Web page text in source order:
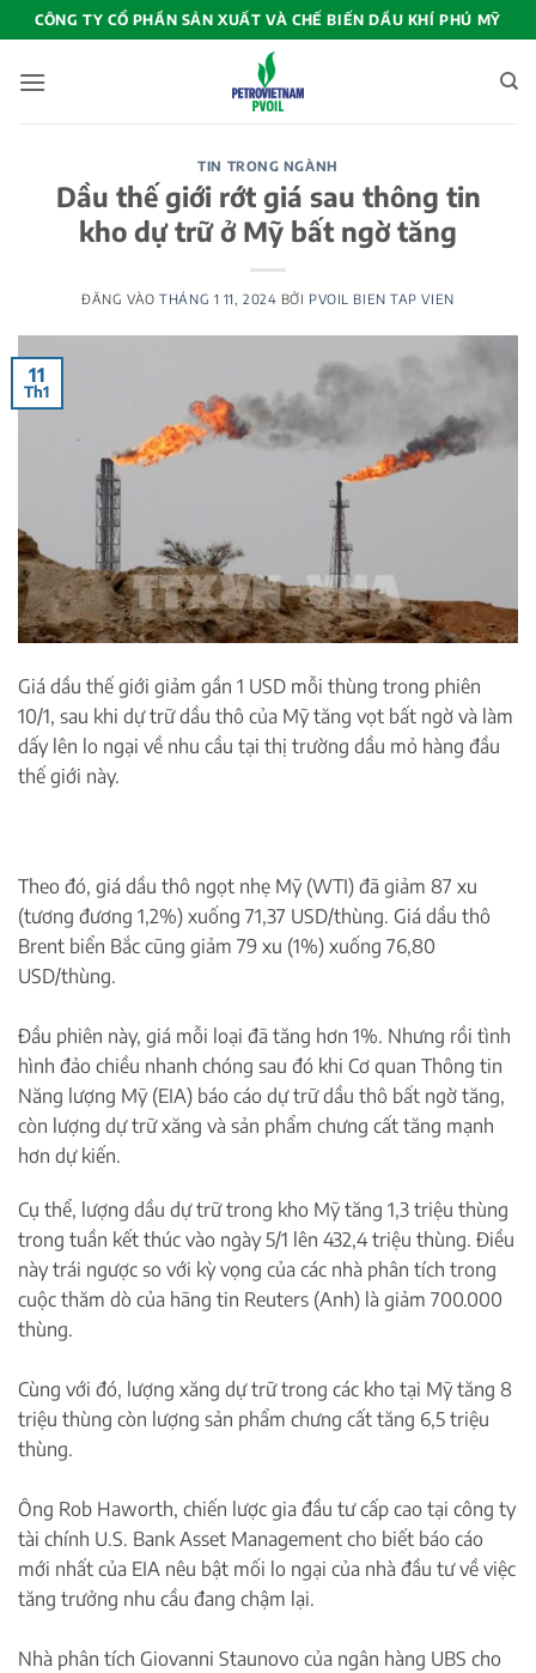
qua
nội
CÔNG TY CỔ PHẦN SẢN XUẤT VÀ CHẾ BIẾN DẦU KHÍ PHÚ MỸ
TIN TRONG NGÀNH
Dầu thế giới rớt giá sau thông tin
kho dự trữ ở Mỹ bất ngờ tăng
ĐĂNG VÀOTHÁNG 1 11, 2024 BỞI PVOIL BIEN TAP VIEN
11
Th1
Giá dầu thế giới giảm gần 1 USD mỗi thùng trong phiên
10/1, sau khi dự trữ dầu thô của Mỹ tăng vọt bất ngờ và làm
dấy lên lo ngại về nhu cầu tại thị trường dầu mỏ hàng đầu
thế giới này.
Theo đó, giá dầu thô ngọt nhẹ Mỹ (WTI) đã giảm 87 xu
(tương đương 1,2%) xuống 71,37 USD/thùng. Giá dầu thô
Brent biển Bắc cũng giảm 79 xu (1%) xuống 76,80
USD/thùng.
Đầu phiên này, giá mỗi loại đã tăng hơn 1%. Nhưng rồi tình
hình đảo chiều nhanh chóng sau đó khi Cơ quan Thông tin
Năng lượng Mỹ (EIA) báo cáo dự trữ dầu thô bất ngờ tăng,
còn lượng dự trữ xăng và sản phẩm chưng cất tăng mạnh
hơn dự kiến.
Cụ thể, lượng dầu dự trữ trong kho Mỹ tăng 1,3 triệu thùng
trong tuần kết thúc vào ngày 5/1 lên 432,4 triệu thùng. Điều
này trái ngược so với kỳ vọng của các nhà phân tích trong
cuộc thăm dò của hãng tin Reuters (Anh) là giảm 700.000
thùng.
Cùng với đó, lượng xăng dự trữ trong các kho tại Mỹ tăng 8
triệu thùng còn lượng sản phẩm chưng cất tăng 6,5 triệu
thùng.
Ông Rob Haworth, chiến lược gia đầu tư cấp cao tại công ty
tài chính U.S. Bank Asset Management cho biết báo cáo
mới nhất của EIA nêu bật mối lo ngại của nhà đầu tư về việc
tăng trưởng nhu cầu đang chậm lại.
Nhà phân tích Giovanni Staunovo của ngân hàng UBS cho